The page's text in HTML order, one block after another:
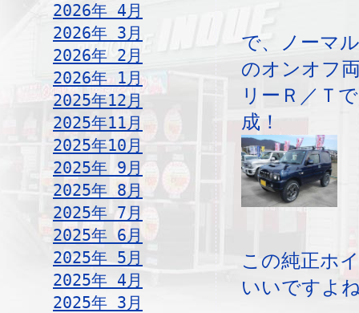
2026年 4月
2026年 3月
2026年 2月
2026年 1月
2025年12月
2025年11月
2025年10月
2025年 9月
2025年 8月
2025年 7月
2025年 6月
2025年 5月
2025年 4月
2025年 3月
で、ノーマ
のオンオフ
リーＲ／Ｔ
成！
この純正ホ
いいですよ